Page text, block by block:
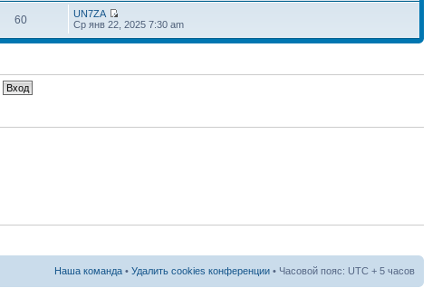
60
UN7ZA
Ср янв 22, 2025 7:30 am
Наша команда • Удалить cookies конференции • Часовой пояс: UTC + 5 часов